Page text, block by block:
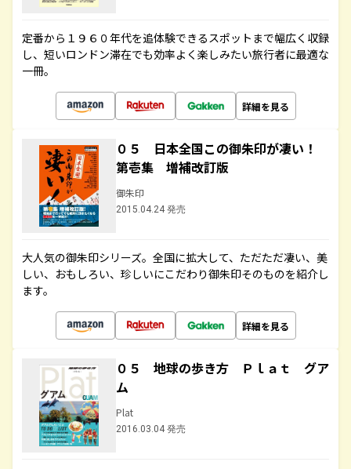
定番から１９６０年代を追体験できるスポットまで幅広く収録
し、短いロンドン滞在でも効率よく楽しみたい旅行者に最適な
一冊。
詳細を見る
０５ 日本全国この御朱印が凄い！
第壱集 増補改訂版
御朱印
2015.04.24 発売
大人気の御朱印シリーズ。全国に拡大して、ただただ凄い、美
しい、おもしろい、珍しいにこだわり御朱印そのものを紹介し
ます。
詳細を見る
０５ 地球の歩き方 Ｐｌａｔ グア
ム
Plat
2016.03.04 発売